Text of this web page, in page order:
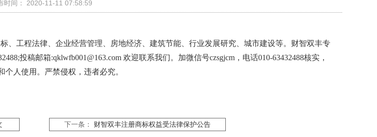
时间： 2020-11-11 07:58:59
、工程法律、企业经营管理、房地经济、建筑节能、行业发展研究、城市建设等。财智双丰专
投稿邮箱:qklwfb001@163.com 欢迎联系我们。 加微信号czsgjcm，电话010-63432488核实，
人使用。严禁侵权，违者必究。
下一条： 财智双丰注册商标权益受法律保护公告